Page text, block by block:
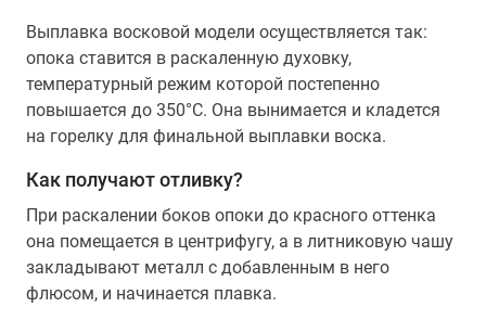
Выплавка восковой модели осуществляется так:
опока ставится в раскаленную духовку,
температурный режим которой постепенно
повышается до 350°С. Она вынимается и кладется
на горелку для финальной выплавки воска.
Как получают отливку?
При раскалении боков опоки до красного оттенка
она помещается в центрифугу, а в литниковую чашу
закладывают металл с добавленным в него
флюсом, и начинается плавка.